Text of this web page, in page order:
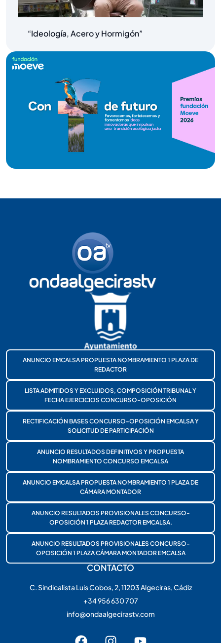
“Ideología, Acero y Hormigón”
ANUNCIO EMCALSA PROPUESTA NOMBRAMIENTO 1 PLAZA DE
REDACTOR
LISTA ADMITIDOS Y EXCLUIDOS, COMPOSICIÓN TRIBUNAL Y
FECHA EJERCICIOS CONCURSO-OPOSICIÓN
RECTIFICACIÓN BASES CONCURSO-OPOSICIÓN EMCALSA Y
SOLICITUD DE PARTICIPACIÓN
ANUNCIO RESULTADOS DEFINITIVOS Y PROPUESTA
NOMBRAMIENTO CONCURSO EMCALSA
ANUNCIO EMCALSA PROPUESTA NOMBRAMIENTO 1 PLAZA DE
CÁMARA MONTADOR
ANUNCIO RESULTADOS PROVISIONALES CONCURSO-
OPOSICIÓN 1 PLAZA REDACTOR EMCALSA.
ANUNCIO RESULTADOS PROVISIONALES CONCURSO-
OPOSICIÓN 1 PLAZA CÁMARA MONTADOR EMCALSA
CONTACTO
C. Sindicalista Luis Cobos, 2, 11203 Algeciras, Cádiz
+34 956 630 707
info@ondaalgecirastv.com